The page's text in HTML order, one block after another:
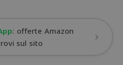
: offerte Amazon
sul sito